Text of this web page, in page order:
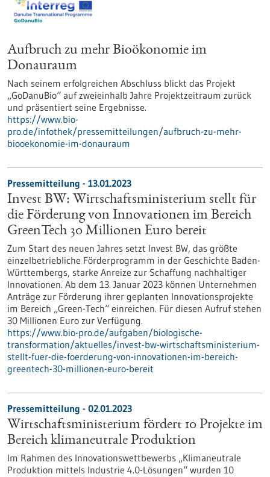
Aufbruch zu mehr Bioökonomie im
Donauraum
Nach seinem erfolgreichen Abschluss blickt das Projekt
„GoDanuBio“ auf zweieinhalb Jahre Projektzeitraum zurück
und präsentiert seine Ergebnisse.
https://www.bio-
pro.de/infothek/pressemitteilungen/aufbruch-zu-mehr-
biooekonomie-im-donauraum
Pressemitteilung - 13.01.2023
Invest BW: Wirtschaftsministerium stellt für
die Förderung von Innovationen im Bereich
GreenTech 30 Millionen Euro bereit
Zum Start des neuen Jahres setzt Invest BW, das größte
einzelbetriebliche Förderprogramm in der Geschichte Baden-
Württembergs, starke Anreize zur Schaffung nachhaltiger
Innovationen. Ab dem 13. Januar 2023 können Unternehmen
Anträge zur Förderung ihrer geplanten Innovationsprojekte
im Bereich „Green-Tech“ einreichen. Für diesen Aufruf stehen
30 Millionen Euro zur Verfügung.
https://www.bio-pro.de/aufgaben/biologische-
transformation/aktuelles/invest-bw-wirtschaftsministerium-
stellt-fuer-die-foerderung-von-innovationen-im-bereich-
greentech-30-millionen-euro-bereit
Pressemitteilung - 02.01.2023
Wirtschaftsministerium fördert 10 Projekte im
Bereich klimaneutrale Produktion
Im Rahmen des Innovationswettbewerbs „Klimaneutrale
Produktion mittels Industrie 4.0-Lösungen“ wurden 10